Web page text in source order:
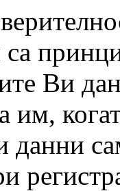
са
Ви
им,
данни